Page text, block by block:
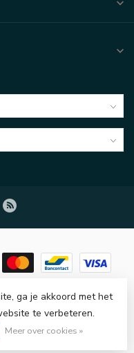
byLightspeed-Lightspeed
ga je akkoord met het
te verbeteren.
Meer over cookies »